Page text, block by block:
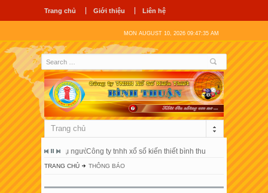
Trang chủ Giới thiệu Liên hệ
MON AUGUST 10, 2026 09:47:35 AM
Trang chủ
ghế phục vụ người bệnh tại bệnh viện đa khoa bình thuận
Công ty tnhh xổ số kiến thiết bình thuận tổ chức hội nghị gặp
Trao yêu
TRANG CHỦ THÔNG BÁO